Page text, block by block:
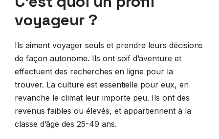
voyageur ?
Ils aiment voyager seuls et prendre leurs décisions
de façon autonome. Ils ont soif d’aventure et
effectuent des recherches en ligne pour la
trouver. La culture est essentielle pour eux, en
revanche le climat leur importe peu. Ils ont des
revenus faibles ou élevés, et appartiennent à la
classe d’âge des 25-49 ans.